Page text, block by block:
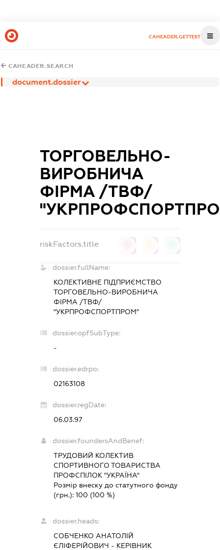
CAHEADER.GETTEST
CAHEADER.SEARCH
document.dossier
ТОРГОВЕЛЬНО-
ВИРОБНИЧА
ФІРМА /ТВФ/
riskFactors.title
dossier.fullName:
КОЛЕКТИВНЕ ПІДПРИЄМСТВО
ТОРГОВЕЛЬНО-ВИРОБНИЧА
ФІРМА /ТВФ/
"УКРПРОФСПОРТПРОМ"
dossier.opfSubType:
-
dossier.edrpo:
02163108
dossier.regDate:
06.03.97
dossier.foundersAndBenef:
ТРУДОВИЙ КОЛЕКТИВ
СПОРТИВНОГО ТОВАРИСТВА
ПРОФСПІЛОК "УКРАЇНА"
Розмір внеску до статутного фонду
(грн.):100 (100 %)
dossier.heads:
СОБЧЕНКО АНАТОЛІЙ
ЄЛІФЕРІЙОВИЧ - КЕРІВНИК